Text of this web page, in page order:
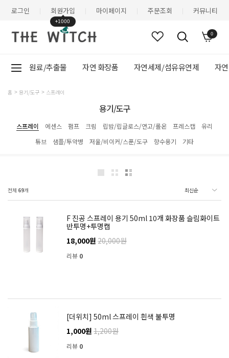
로그인 회원가입
+1000
마이페이지 주문조회 커뮤니티
0
원료/추출물 자연 화장품 자연세제/섬유유연제 자
홈 용기/도구 스프레이
용기/도구
스프레이 에센스 펌프 크림 립밤/립글로스/연고/롤온 프레스캡
유리
튜브
샘플/투약병 저울/비이커/스푼/도구 향수용기 기타
전체 69개
F 진공 스프레이 용기 50ml 10개 화장품 슬림화이트
반투명+투명캡
18,000원 20,000원
리뷰 0
[더위치] 50ml 스프레이 흰색 불투명
1,000원 1,200원
리뷰 0